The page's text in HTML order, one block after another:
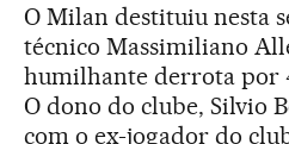
O Milan destituiu nesta
técnico Massimiliano
humilhante derrota por
O dono do clube, Silvio
com o ex-jogador do